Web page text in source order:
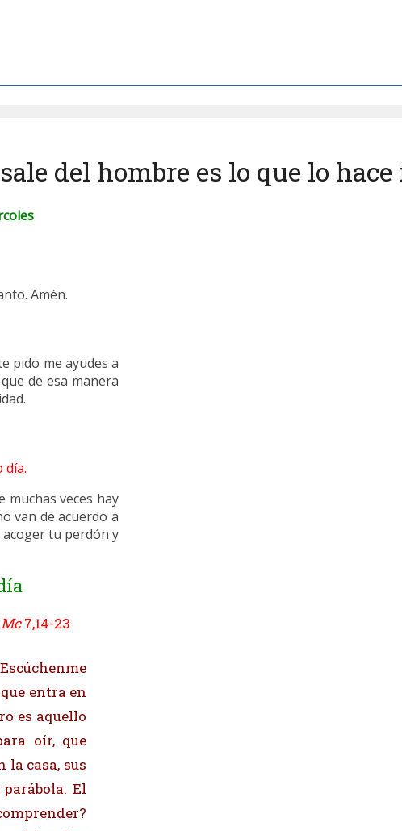
del hombre es lo que lo
Amén.
pido me ayudes a
de esa manera
día.
muchas veces hay
van de acuerdo a
acoger tu perdón y
Mc7,14-23
entra en
es aquello
oír, que
la casa, sus
El